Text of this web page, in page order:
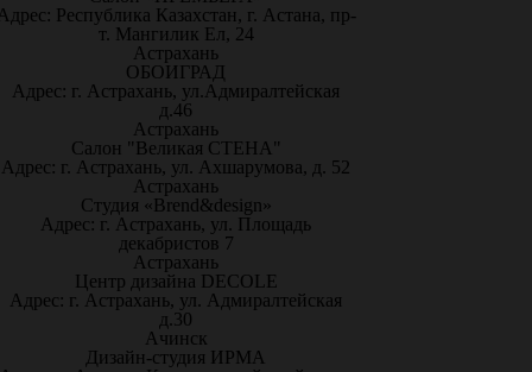
Республика Казахстан, г. Астана, пр-
т. Мангилик Ел, 24
Астрахань
ОБОИГРАД
Адрес: г. Астрахань, ул.Адмиралтейская
д.46
Астрахань
Салон "Великая СТЕНА"
Адрес: г. Астрахань, ул. Ахшарумова, д. 52
Астрахань
Студия «Brend&design»
Адрес: г. Астрахань, ул. Площадь
декабристов 7
Астрахань
Центр дизайна DECOLE
Адрес: г. Астрахань, ул. Адмиралтейская
д.30
Ачинск
Дизайн-студия ИРМА